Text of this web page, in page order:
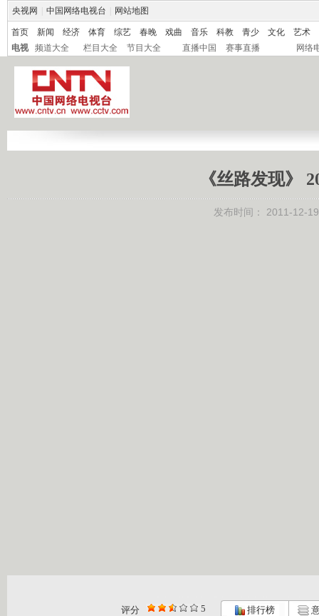
央视网 中国网络电视台 网站地图
首页 新闻 经济 体育 综艺 春晚 戏曲 音乐 科教 青少 文化
艺术
电视
频道大全 栏目大全 节目大全 直播中国 赛事直播 网络
《丝路发现》
发布时间： 2011-12-
评分 5 排行榜